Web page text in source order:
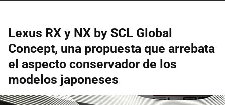
Lexus RX y NX by SCL Global
Concept, una propuesta que arrebata
el aspecto conservador de los
modelos japoneses